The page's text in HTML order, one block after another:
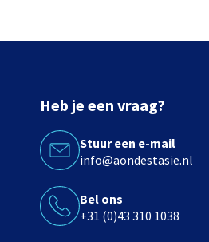
Heb je een vraag?
Stuur een e-mail
info@aondestasie.nl
Bel ons
+31 (0)43 310 1038